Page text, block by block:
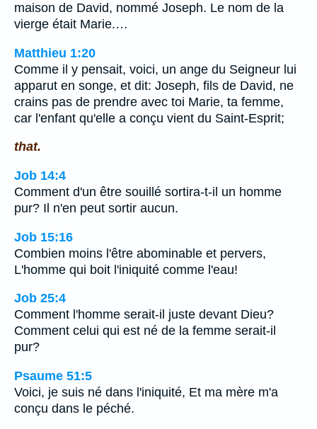
maison de David, nommé Joseph. Le nom de la
vierge était Marie.…
Matthieu 1:20
Comme il y pensait, voici, un ange du Seigneur lui
apparut en songe, et dit: Joseph, fils de David, ne
crains pas de prendre avec toi Marie, ta femme,
car l'enfant qu'elle a conçu vient du Saint-Esprit;
that.
Job 14:4
Comment d'un être souillé sortira-t-il un homme
pur? Il n'en peut sortir aucun.
Job 15:16
Combien moins l'être abominable et pervers,
L'homme qui boit l'iniquité comme l'eau!
Job 25:4
Comment l'homme serait-il juste devant Dieu?
Comment celui qui est né de la femme serait-il
pur?
Psaume 51:5
Voici, je suis né dans l'iniquité, Et ma mère m'a
conçu dans le péché.